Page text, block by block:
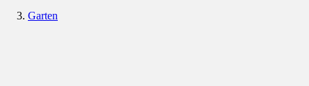
Garten